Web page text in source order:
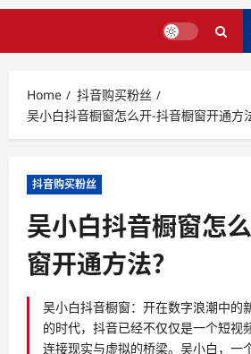
Home
抖音购买粉丝
吴小白抖音橱窗怎么开-抖音橱窗开通方
抖音购买粉丝
吴小白抖音橱窗怎
窗开通方法？
吴小白抖音橱窗：开在数字浪潮中的
的时代，抖音已经不仅仅是一个短视
连接现实与虚拟的桥梁。吴小白，一